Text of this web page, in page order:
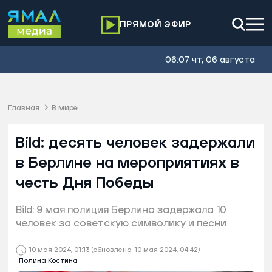
ПРЯМОЙ ЭФИР
06:07 чт, 06 августа
Главная В мире
10 мая 2024, 01:13 (обновлено: 10 мая 2024, 04:42)
Полина Костина
Bild: десять человек задержали
в Берлине на мероприятиях в
честь Дня Победы
Bild: 9 мая полиция Берлина задержала 10
человек за советскую символику и песни